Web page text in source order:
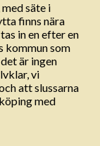
säte i
finns nära
in en efter en
kommun som
är ingen
vi
att slussarna
med